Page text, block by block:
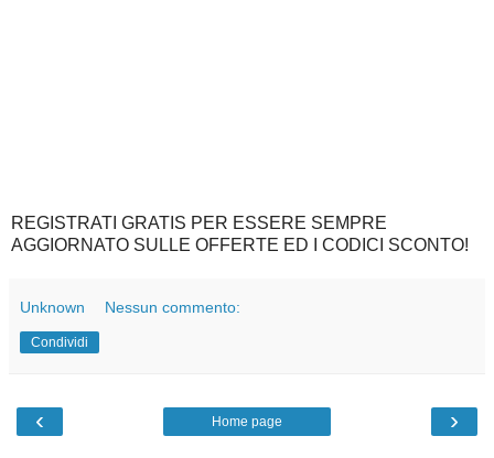
REGISTRATI GRATIS PER ESSERE SEMPRE
AGGIORNATO SULLE OFFERTE ED I CODICI SCONTO!
Unknown Nessun commento:
Condividi
‹ ›
Home page